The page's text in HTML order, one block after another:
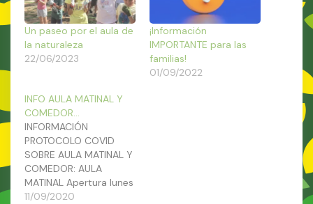
Un paseo por el aula de
la naturaleza
22/06/2023
¡Información
IMPORTANTE para las
familias!
01/09/2022
INFO AULA MATINAL Y
COMEDOR…
INFORMACIÓN
PROTOCOLO COVID
SOBRE AULA MATINAL Y
COMEDOR: AULA
MATINAL Apertura lunes
14 de septiembre en
11/09/2020